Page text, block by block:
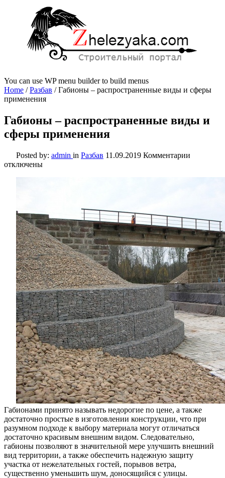
You can use WP menu builder to build menus
Home /Разбав /Габионы – распространенные виды и сферы
применения
Габионы – распространенные виды и
сферы применения
Posted by: admin in Разбав 11.09.2019 Комментарии
сферы
отключены
Габионами принято называть недорогие по цене, а также
достаточно простые в изготовлении конструкции, что при
разумном подходе к выбору материала могут отличаться
достаточно красивым внешним видом. Следовательно,
габионы позволяют в значительной мере улучшить внешний
вид территории, а также обеспечить надежную защиту
участка от нежелательных гостей, порывов ветра,
существенно уменьшить шум, доносящийся с улицы.